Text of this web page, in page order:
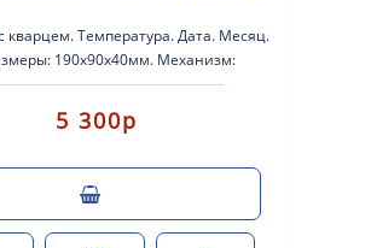
кварцем. Температура. Дата. Месяц.
190х90х40мм. Механизм:
Корпус: пластик Будильн..
5 300р